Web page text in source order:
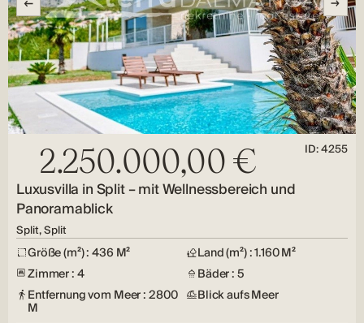
2.250.000,00 € ID: 4255
Luxusvilla in Split – mit Wellnessbereich und
Panoramablick
Split, Split
Größe (m²) : 436 M²
Land (m²) : 1.160 M²
Zimmer : 4
Bäder : 5
Entfernung vom Meer : 2800
M
Blick aufs Meer